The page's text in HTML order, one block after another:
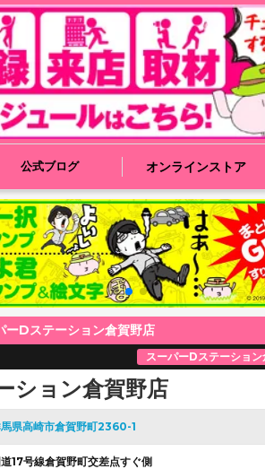
公式ブログ オンラインストア
ーDステーション倉賀野店
スーパーDステーショ
ション倉賀野店
県高崎市倉賀野町2360-1
17号線倉賀野町交差点すぐ側